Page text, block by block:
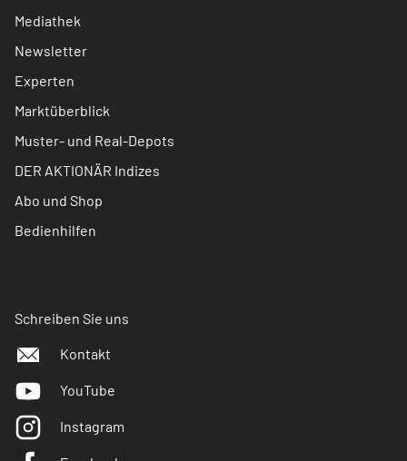
Mediathek
Newsletter
Experten
Marktüberblick
Muster- und Real-Depots
DER AKTIONÄR Indizes
Abo und Shop
Bedienhilfen
Schreiben Sie uns
Kontakt
YouTube
Instagram